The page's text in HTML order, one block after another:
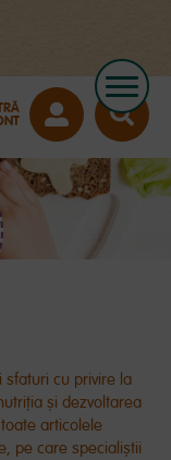
sfaturi cu privire la
și dezvoltarea
articolele
pe care specialiștii